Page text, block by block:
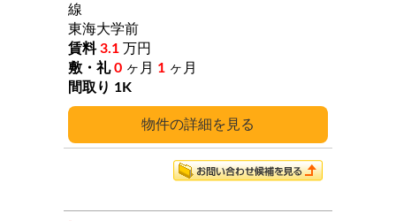
詳細
線
東海大学前
3.1 万円
0 ヶ月 1 ヶ月
1K